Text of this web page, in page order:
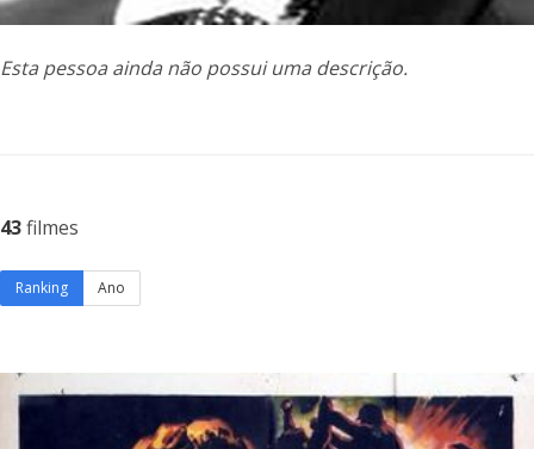
Esta pessoa ainda não possui uma descrição.
43filmes
Ranking Ano